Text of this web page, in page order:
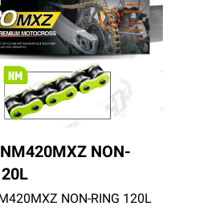
NON-
NON-RING 120L